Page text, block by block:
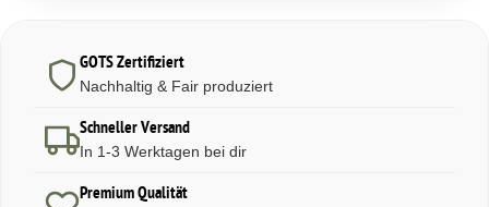
GOTS Zertifiziert
Nachhaltig & Fair produziert
Schneller Versand
In 1-3 Werktagen bei dir
Premium Qualität